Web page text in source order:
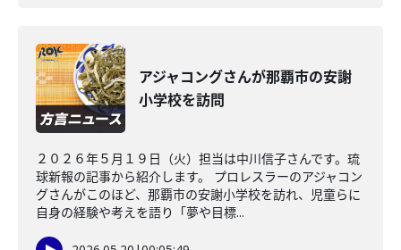
アジャコングさんが那覇市の安謝
小学校を訪問
２０２６年５月１９日（火）担当は中川信子さんです。琉
球新報の記事から紹介します。 プロレスラーのアジャコン
グさんがこのほど、那覇市の安謝小学校を訪れ、児童らに
自身の経験や考えを語り「夢や目標...